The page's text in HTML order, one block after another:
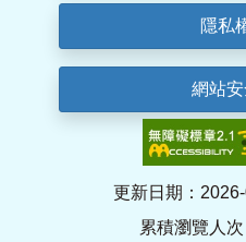
隱私
網站
更新日期：
累積瀏覽人